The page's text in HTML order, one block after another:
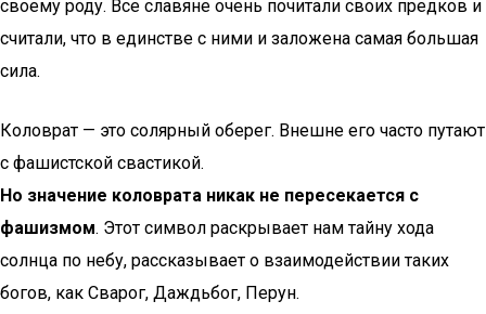
своему роду. Все славяне очень почитали своих предков и
считали, что в единстве с ними и заложена самая большая
сила.
Коловрат — это солярный оберег. Внешне его часто путают
с фашистской свастикой.
Но значение коловрата никак не пересекается с
фашизмом. Этот символ раскрывает нам тайну хода
солнца по небу, рассказывает о взаимодействии таких
богов, как Сварог, Даждьбог, Перун.